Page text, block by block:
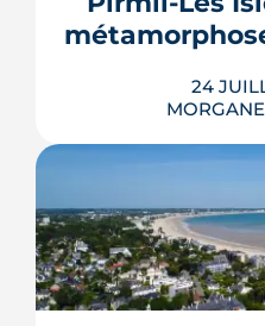
et solaire thermi...
24
Le projet de la ZAC
déploie 3 300
Rezé et Nantes,